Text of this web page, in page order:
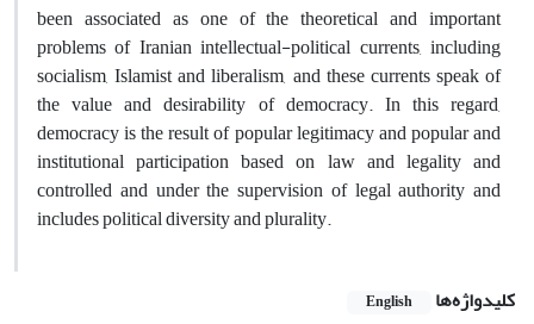
been associated as one of the theoretical and important
problems of Iranian intellectual-political currents, including
socialism, Islamist and liberalism, and these currents speak of
the value and desirability of democracy. In this regard,
democracy is the result of popular legitimacy and popular and
institutional participation based on law and legality and
controlled and under the supervision of legal authority and
includes political diversity and plurality.
کلیدواژه‌ها English